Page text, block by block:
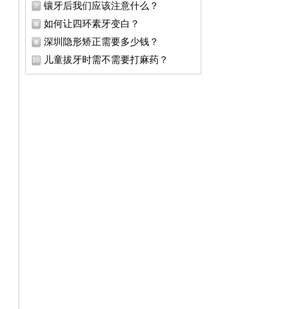
镶牙后我们应该注意什么？
如何让四环素牙变白？
深圳隐形矫正需要多少钱？
儿童拔牙时需不需要打麻药？